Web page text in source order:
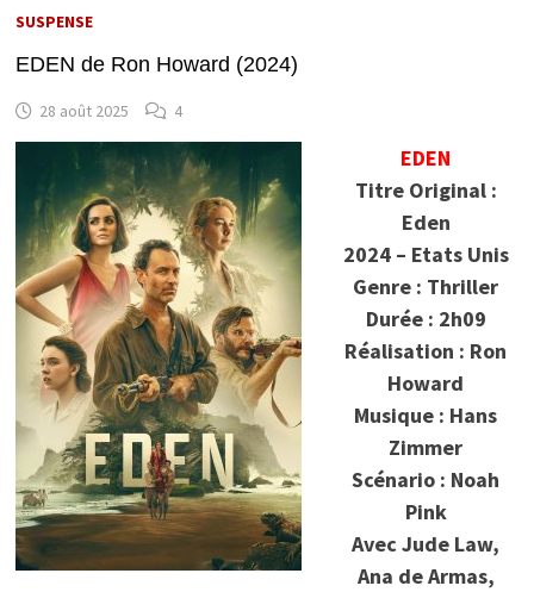
SUSPENSE
EDEN de Ron Howard (2024)
28 août 2025 4
EDEN
Titre Original :
Eden
2024 – Etats Unis
Genre : Thriller
Durée : 2h09
Réalisation : Ron
Howard
Musique : Hans
Zimmer
Scénario : Noah
Pink
Avec Jude Law,
Ana de Armas,